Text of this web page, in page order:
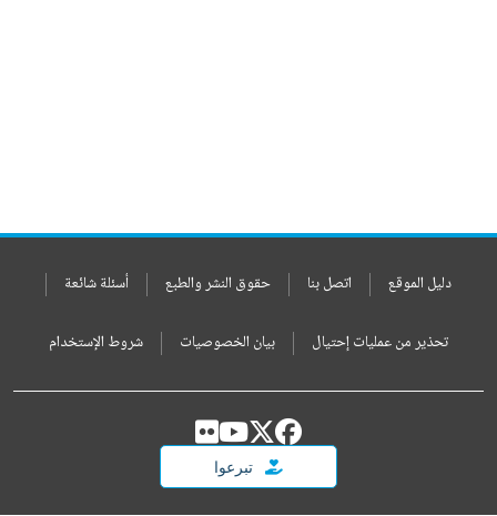
دليل الموقع اتصل بنا حقوق النشر والطبع أسئلة شائعة
تحذير من عمليات إحتيال بيان الخصوصيات شروط الإستخدام
تبرعوا